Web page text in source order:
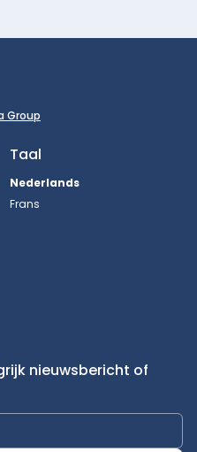
Group
Taal
Nederlands
Frans
nieuwsbericht of